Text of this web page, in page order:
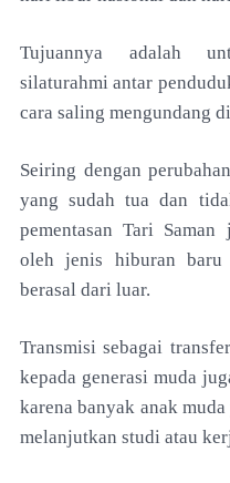
Tujuannya adalah
silaturahmiantar
cara saling mengundang
Seiring dengan
yang sudah tua dan
pementasan Tari
oleh jenis hiburan baru
berasal dari luar.
Transmisi sebagai
kepada generasi muda
karena banyak anak
melanjutkan studi atau